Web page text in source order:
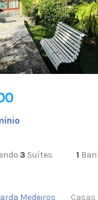
3 Suítes 1
Medeiros